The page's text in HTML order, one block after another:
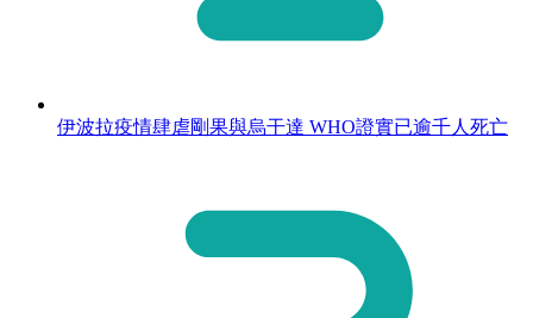
伊波拉疫情肆虐剛果與烏干達 WHO證實已逾千人死亡